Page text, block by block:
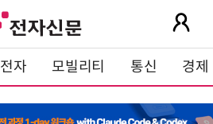
전자 모빌리티 통신 경제